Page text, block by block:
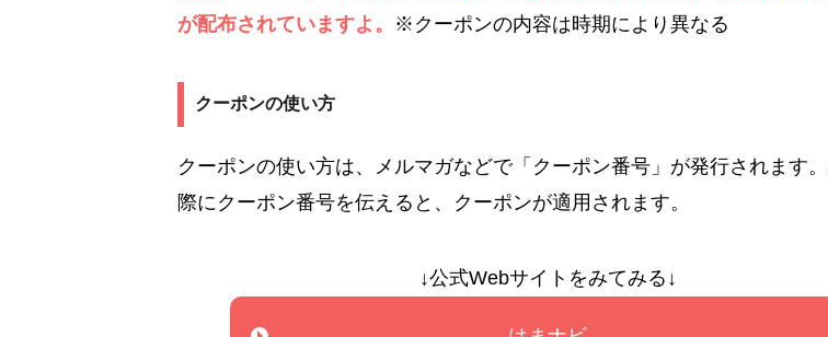
が配布されていますよ。 ※クーポンの内容は時期により異なる
クーポンの使い方
クーポンの使い方は、メルマガなどで「クーポン番号」が発行されます
際にクーポン番号を伝えると、クーポンが適用されます。
↓公式Webサイトをみてみる↓